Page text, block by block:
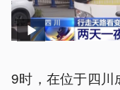
9时，在位于四川